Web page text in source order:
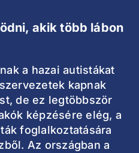
akik több lábon
a hazai autistákat
kapnak
de ez legtöbbször
képzésére elég, a
foglalkoztatására
Az országban a